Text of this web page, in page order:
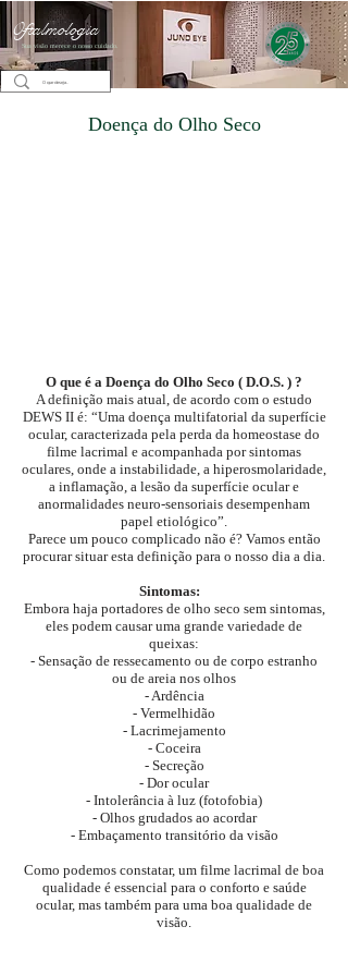
Oftalmologia
Sua visão merece o nosso cuidado.
Doença do Olho Seco
O que é a Doença do Olho Seco ( D.O.S. ) ?
A definição mais atual, de acordo com o estudo
DEWS II é: “Uma doença multifatorial da superfície
ocular, caracterizada pela perda da homeostase do
filme lacrimal e acompanhada por sintomas
oculares, onde a instabilidade, a hiperosmolaridade,
a inflamação, a lesão da superfície ocular e
anormalidades neuro-sensoriais desempenham
papel etiológico”.
Parece um pouco complicado não é? Vamos então
procurar situar esta definição para o nosso dia a dia.
Sintomas:
Embora haja portadores de olho seco sem sintomas,
eles podem causar uma grande variedade de
queixas:
- Sensação de ressecamento ou de corpo estranho
ou de areia nos olhos
- Ardência
- Vermelhidão
- Lacrimejamento
- Coceira
- Secreção
- Dor ocular
- Intolerância à luz (fotofobia)
- Olhos grudados ao acordar
- Embaçamento transitório da visão
Como podemos constatar, um filme lacrimal de boa
qualidade é essencial para o conforto e saúde
ocular, mas também para uma boa qualidade de
visão.